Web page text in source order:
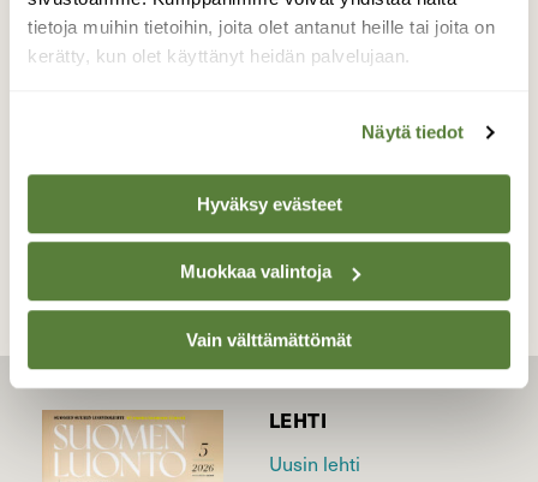
tietoja muihin tietoihin, joita olet antanut heille tai joita on
kerätty, kun olet käyttänyt heidän palvelujaan.
Näytä tiedot
Hyväksy evästeet
Muokkaa valintoja
Vain välttämättömät
saaliikseen.
Valokuvaaja: Liisa Niiva-Korpela, Taipalsaari
TAKAISIN LISTAAN
LEHTI
Uusin lehti